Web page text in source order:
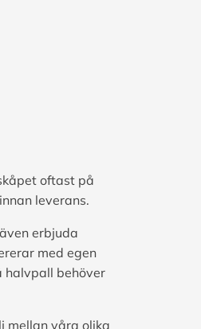
oftast på
leverans.
erbjuda
med egen
halvpall behöver
mellan våra olika